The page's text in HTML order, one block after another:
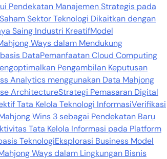
Pendekatan Manajemen Strategis pada
Sektor Teknologi Dikaitkan dengan
Saing Industri KreatifModel
Ways dalam Mendukung
DataPemanfaatan Cloud Computing
Pengambilan Keputusan
Analytics menggunakan Data Mahjong
ArchitectureStrategi Pemasaran Digital
Tata Kelola Teknologi InformasiVerifikasi
Wins 3 sebagai Pendekatan Baru
Tata Kelola Informasi pada Platform
TeknologiEksplorasi Business Model
Ways dalam Lingkungan Bisnis